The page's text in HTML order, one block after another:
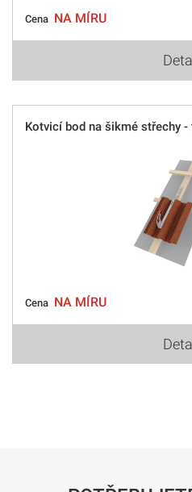
Cena NA MÍRU
Kotvicí bod na šikmé střechy
Cena NA MÍRU